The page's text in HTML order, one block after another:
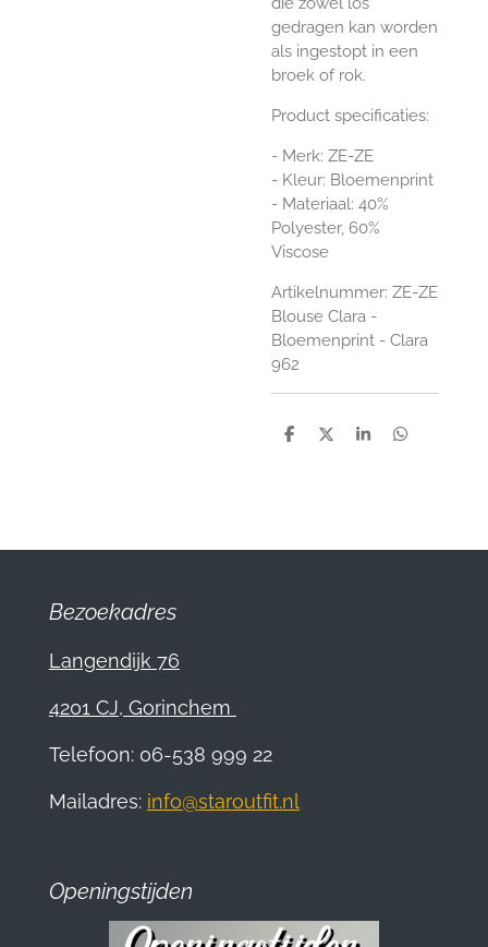
gedragen kan worden
als ingestopt in een
broek of rok.
Product specificaties:
- Merk: ZE-ZE
- Kleur: Bloemenprint
- Materiaal: 40%
Polyester, 60%
Viscose
Artikelnummer: ZE-ZE
Blouse Clara -
Bloemenprint - Clara
962
D
D
S
D
Bezoekadres
Langendijk 76
4201 CJ, Gorinchem
Telefoon: 06-538 999 22
Mailadres: info@staroutfit.nl
Openingstijden